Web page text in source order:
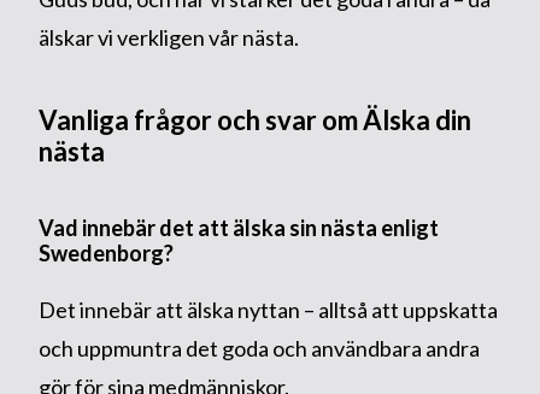
älskar vi verkligen vår nästa.
Vanliga frågor och svar om Älska din
nästa
Vad innebär det att älska sin nästa enligt
Swedenborg?
Det innebär att älska nyttan – alltså att uppskatta
och uppmuntra det goda och användbara andra
gör för sina medmänniskor.